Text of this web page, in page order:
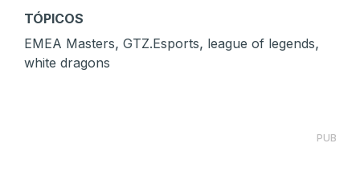
TÓPICOS
EMEA Masters, GTZ.Esports, league of legends,
white dragons
PUB